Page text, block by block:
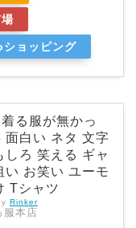
ョッピング
着る服が無かっ
面白い ネタ 文字
しろ 笑える ギャ
い お笑い ユーモ
Tシャツ
Rinker
服本店